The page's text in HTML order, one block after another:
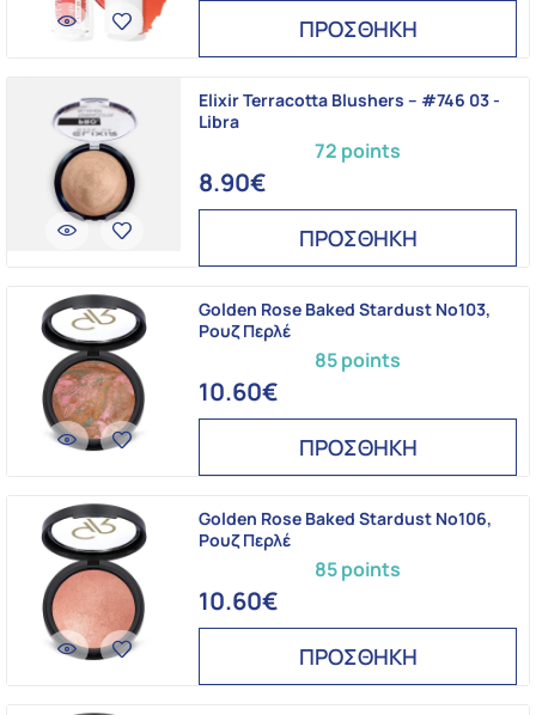
ΠΡΟΣΘΗΚΗ
72 points
Elixir Terracotta Blushers – #746 03 -
Libra
8.90€
ΠΡΟΣΘΗΚΗ
85 points
Golden Rose Baked Stardust No103,
Ρουζ Περλέ
10.60€
ΠΡΟΣΘΗΚΗ
85 points
Golden Rose Baked Stardust No106,
Ρουζ Περλέ
10.60€
ΠΡΟΣΘΗΚΗ